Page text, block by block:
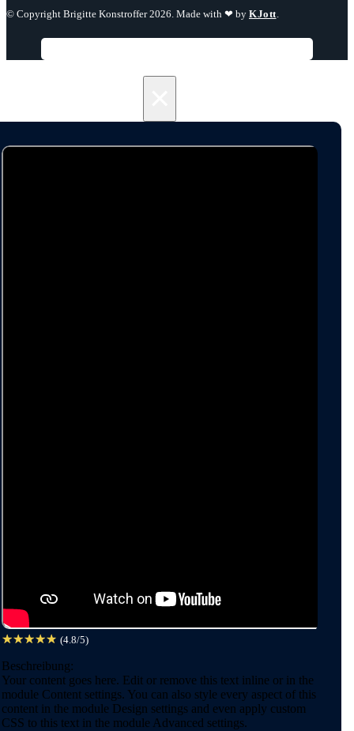
© Copyright Brigitte Konstroffer 2026. Made with ❤ by KJott.
☆☆☆☆☆ (4.8/5)
Beschreibung:
Your content goes here. Edit or remove this text inline or in the
module Content settings. You can also style every aspect of this
content in the module Design settings and even apply custom
CSS to this text in the module Advanced settings.